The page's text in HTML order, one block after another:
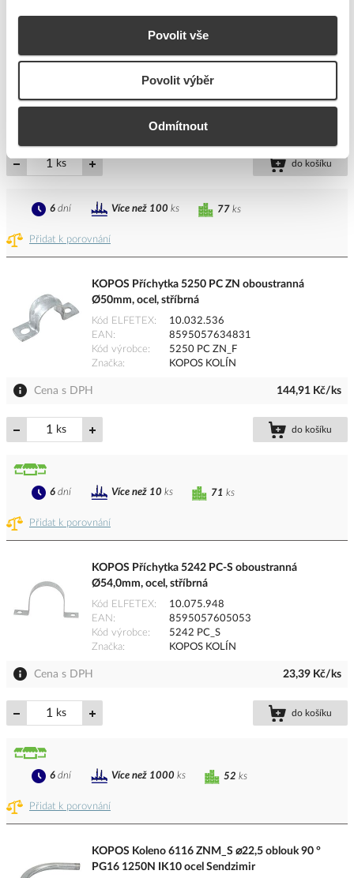
Povolit vše
Povolit výběr
Odmítnout
KOPOS Příchytka 5263 PC ZN oboustranná
Ø63mm, ocel, stříbrná
Kód ELFETEX
10.032.537
Kód výrobce
5263 PC ZN_F
Značka
KOPOS KOLÍN
ks do košíku
Přidat k porovnání
77 ks
6 dní Více než 100 ks
KOPOS Příchytka 5250 PC ZN oboustranná
Ø50mm, ocel, stříbrná
Kód ELFETEX
10.032.536
EAN
8595057634831
Kód výrobce
5250 PC ZN_F
Značka
KOPOS KOLÍN
Cena s DPH 144,91 Kč/ks
ks do košíku
Přidat k porovnání
71 ks
6 dní Více než 10 ks
KOPOS Příchytka 5242 PC-S oboustranná
Ø54,0mm, ocel, stříbrná
Kód ELFETEX
10.075.948
EAN
8595057605053
Kód výrobce
5242 PC_S
Značka
KOPOS KOLÍN
Cena s DPH 23,39 Kč/ks
ks do košíku
Přidat k porovnání
52 ks
6 dní Více než 1000 ks
KOPOS Koleno 6116 ZNM_S ⌀22,5 oblouk 90 °
PG16 1250N IK10 ocel Sendzimir